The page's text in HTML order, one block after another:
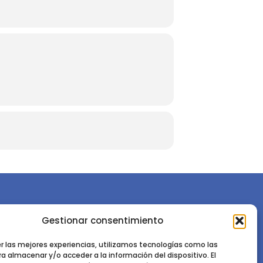
Gestionar consentimiento
las mejores experiencias, utilizamos tecnologías como las
almacenar y/o acceder a la información del dispositivo. El
la Sociedad Española de Ciencias Forestales
Instituto de Ciencias Forestales, INIA-CSIC
Ctra. de la Coruña km 7,5 - 28040 Madrid